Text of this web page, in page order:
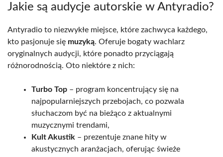
Jakie są audycje autorskie w Antyradio?
Antyradio to niezwykłe miejsce, które zachwyca każdego,
kto pasjonuje się muzyką. Oferuje bogaty wachlarz
oryginalnych audycji, które ponadto przyciągają
różnorodnością. Oto niektóre z nich:
Turbo Top – program koncentrujący się na
najpopularniejszych przebojach, co pozwala
słuchaczom być na bieżąco z aktualnymi
muzycznymi trendami,
Kult Akustik – prezentuje znane hity w
akustycznych aranżacjach, oferując świeże